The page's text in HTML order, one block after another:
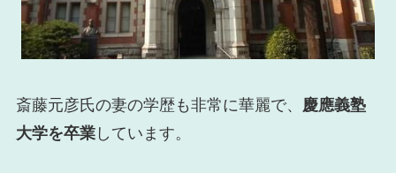
斎藤元彦氏の妻の学歴も非常に華麗で、
慶應義塾
大学を卒業しています。